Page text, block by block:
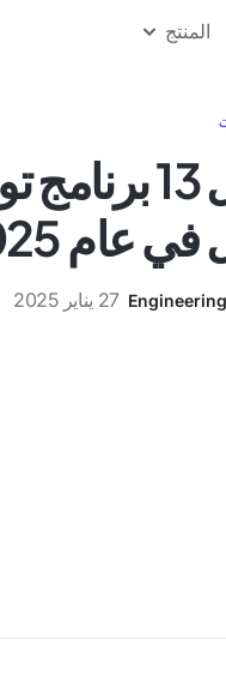
المنتج
أفضل 13
عام 2025
27 يناير 2025